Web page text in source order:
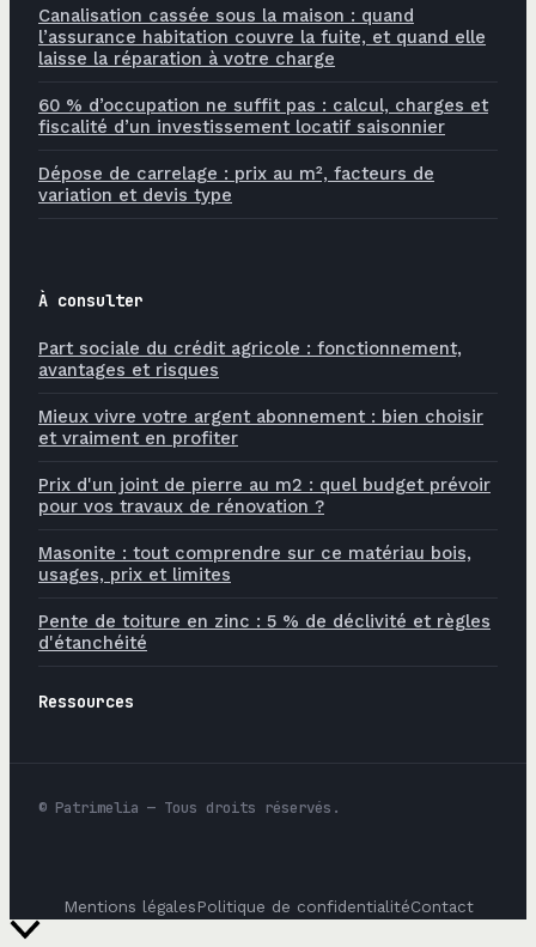
Canalisation cassée sous la maison : quand
l’assurance habitation couvre la fuite, et quand elle
laisse la réparation à votre charge
60 % d’occupation ne suffit pas : calcul, charges et
fiscalité d’un investissement locatif saisonnier
Dépose de carrelage : prix au m², facteurs de
variation et devis type
À consulter
Part sociale du crédit agricole : fonctionnement,
avantages et risques
Mieux vivre votre argent abonnement : bien choisir
et vraiment en profiter
Prix d'un joint de pierre au m2 : quel budget prévoir
pour vos travaux de rénovation ?
Masonite : tout comprendre sur ce matériau bois,
usages, prix et limites
Pente de toiture en zinc : 5 % de déclivité et règles
d'étanchéité
Ressources
© Patrimelia — Tous droits réservés.
Mentions légalesPolitique de confidentialitéContact
Retour